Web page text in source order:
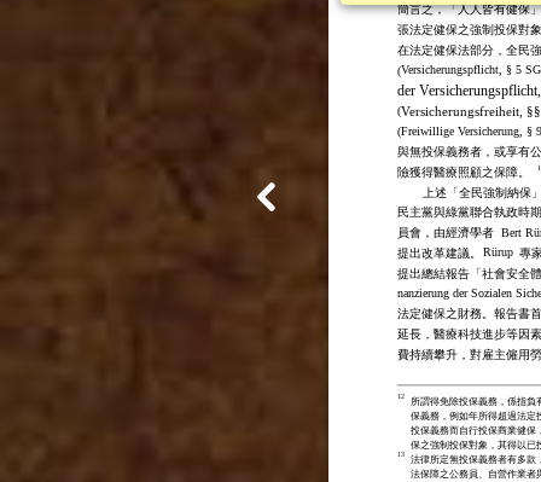
簡言之，「人人皆有健保
張法定健保之強制投保對
在法定健保法部分，全民
(Versicherungspflicht, § 5
der
(Versicherungsfreiheit,
(Freiwillige Versicherung, §
與無投保義務者，或享有
險獲得醫療照顧之保障。
上述「全民強制納保
民主黨與綠黨聯合執政時
員會，由經濟學者 Bert
提出改革建議。 Rürup 專
提出總結報告「社會安全
nanzierung der Sozialen
法定健保之財務。報告書
延長，醫療科技進步等因
費持續攀升，對雇主僱用
12
所謂得免除投保義務，係指
保義務，例如年所得超過法定
投保義務而自行投保商業健保
保之強制投保對象，其得以已
13
法律所定無投保義務者有多款
法保障之公務員、自營作業者